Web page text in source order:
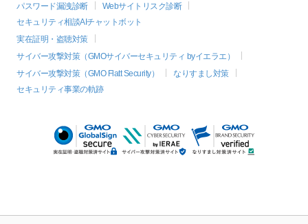
パスワード漏洩診断
Webサイトリスク診断
セキュリティ相談AIチャットボット
実在証明・盗聴対策
サイバー攻撃対策（GMOサイバーセキュリティ byイエラエ）
サイバー攻撃対策（GMO Flatt Security）
なりすまし対策
セキュリティ事業の軌跡